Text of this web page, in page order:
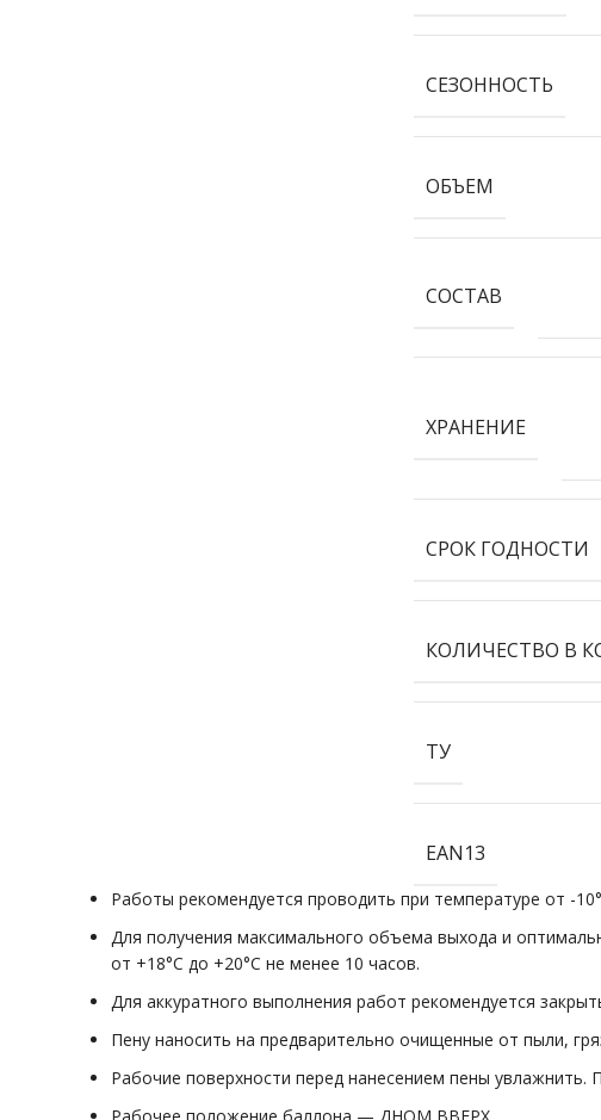
СЕЗОННОСТЬ
ОБЪЕМ
СОСТАВ
ХРАНЕНИЕ
СРОК ГОДНОСТИ
КОЛИЧЕСТВО В
ТУ
EAN13
Работы рекомендуется проводить при температуре от -
Для получения максимального объема выхода и
от +18°С до +20°С не менее 10 часов.
Для аккуратного выполнения работ рекомендуется
Пену наносить на предварительно очищенные от пыли,
Рабочие поверхности перед нанесением пены
Рабочее положение баллона — ДНОМ ВВЕРХ.